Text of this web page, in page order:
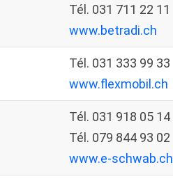
Tél. 031 711 22 11
www.betradi.ch
Tél. 031 333 99 33
www.flexmobil.ch
Tél. 031 918 05 14
Tél. 079 844 93 02
www.e-schwab.ch